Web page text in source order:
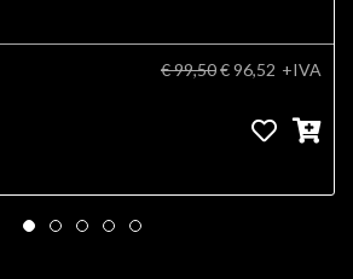
€ 99,50€ 96,52 +IVA